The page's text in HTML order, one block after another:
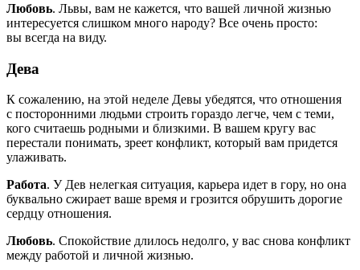
Любовь. Львы, вам не кажется, что вашей личной жизнью
интересуется слишком много народу? Все очень просто:
вы всегда на виду.
Дева
К сожалению, на этой неделе Девы убедятся, что отношения
с посторонними людьми строить гораздо легче, чем с теми,
кого считаешь родными и близкими. В вашем кругу вас
перестали понимать, зреет конфликт, который вам придется
улаживать.
Работа. У Дев нелегкая ситуация, карьера идет в гору, но она
буквально сжирает ваше время и грозится обрушить дорогие
сердцу отношения.
Любовь. Спокойствие длилось недолго, у вас снова конфликт
между работой и личной жизнью.